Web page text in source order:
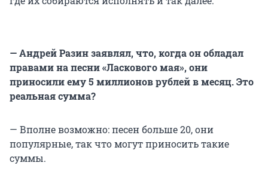
— Андрей Разин заявлял, что, когда он обладал
правами на песни «Ласкового мая», они
приносили ему 5 миллионов рублей в месяц. Это
реальная сумма?
— Вполне возможно: песен больше 20, они
популярные, так что могут приносить такие
суммы.